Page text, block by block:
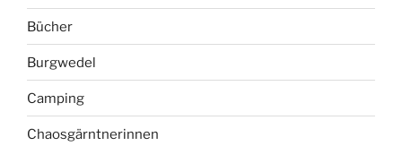
Bücher
Burgwedel
Camping
Chaosgärntnerinnen